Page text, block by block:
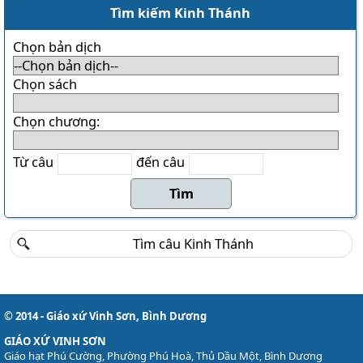
THÁNH CA
Download LỜI BÀI HÁT
Danh sách Album
Danh sách bài hát
Thánh ca trong Thánh Lễ
Tải về (file pdf và encore)
TÀI LIỆU
Đôi nét về Giáo xứ ...
Tìm kiếm Kinh Thánh
Chọn bản dịch
Chọn sách
Chọn chương:
Từ câu đến câu
© 2014 - Giáo xứ Vinh Sơn, Bình Dương
GIÁO XỨ VINH SƠN
Giáo hạt Phú Cường, Phường Phú Hoà, Thủ Dầu Một, Bình Dương